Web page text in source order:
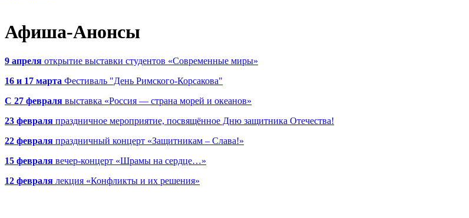
Афиша-Анонсы
9 апреля открытие выставки студентов «Современные миры»
16 и 17 марта Фестиваль "День Римского-Корсакова"
С 27 февраля выставка «Россия — страна морей и океанов»
23 февраля праздничное мероприятие, посвящённое Дню защитника Отечества!
22 февраля праздничный концерт «Защитникам – Слава!»
15 февраля вечер-концерт «Шрамы на сердце…»
12 февраля лекция «Конфликты и их решения»